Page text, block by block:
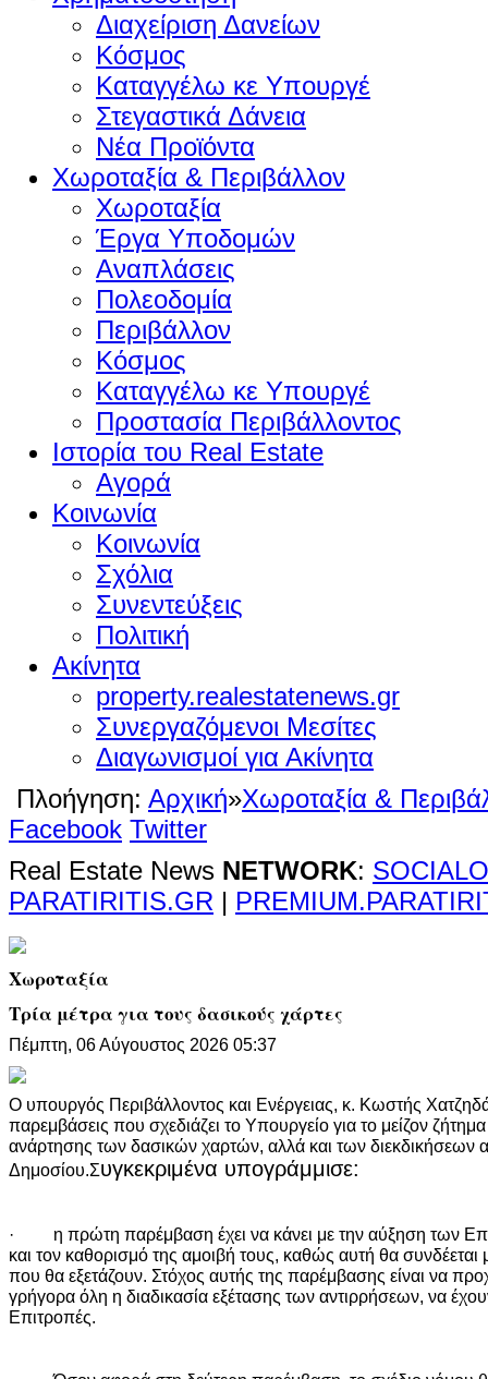
Διαχείριση Δανείων
Κόσμος
Καταγγέλω κε Υπουργέ
Στεγαστικά Δάνεια
Νέα Προϊόντα
Χωροταξία & Περιβάλλον
Χωροταξία
Έργα Υποδομών
Αναπλάσεις
Πολεοδομία
Περιβάλλον
Κόσμος
Καταγγέλω κε Υπουργέ
Προστασία Περιβάλλοντος
Ιστορία του Real Estate
Αγορά
Κοινωνία
Κοινωνία
Σχόλια
Συνεντεύξεις
Πολιτική
Ακίνητα
property.realestatenews.gr
Συνεργαζόμενοι Μεσίτες
Διαγωνισμοί για Ακίνητα
Πλοήγηση: Αρχική»Χωροταξία &
Facebook Twitter
Real Estate News NETWORK:
PARATIRITIS.GR |
Χωροταξία
Τρία μέτρα για τους δασικούς χάρτες
Πέμπτη, 06 Αύγουστος 2026 05:37
Ο υπουργός Περιβάλλοντος και Ενέργειας, κ. Κωστής
παρεμβάσεις που σχεδιάζει το Υπουργείο για το μείζον
ανάρτησης των δασικών χαρτών, αλλά και των διεκδικήσεων
Δημοσίου.Συγκεκριμένα υπογράμμισε:
· η πρώτη παρέμβαση έχει να κάνει με την αύξηση των
και τον καθορισμό της αμοιβή τους, καθώς αυτή θα συνδέεται
που θα εξετάζουν. Στόχος αυτής της παρέμβασης είναι να
γρήγορα όλη η διαδικασία εξέτασης των αντιρρήσεων, να
Επιτροπές.